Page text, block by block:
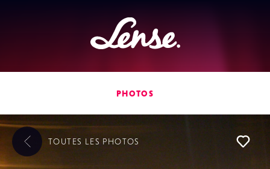
Lense
PHOTOS
TOUTES LES PHOTOS